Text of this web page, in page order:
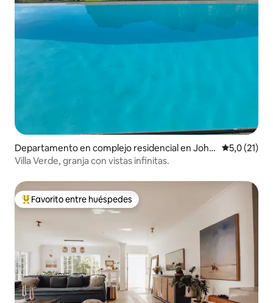
Departamento en complejo residencial en Joha
nnesdal
Calificación
5,0 (21)
Villa Verde, granja con vistas infinitas.
Favorito entre los huéspedes más destacados
Favorito entre huéspedes